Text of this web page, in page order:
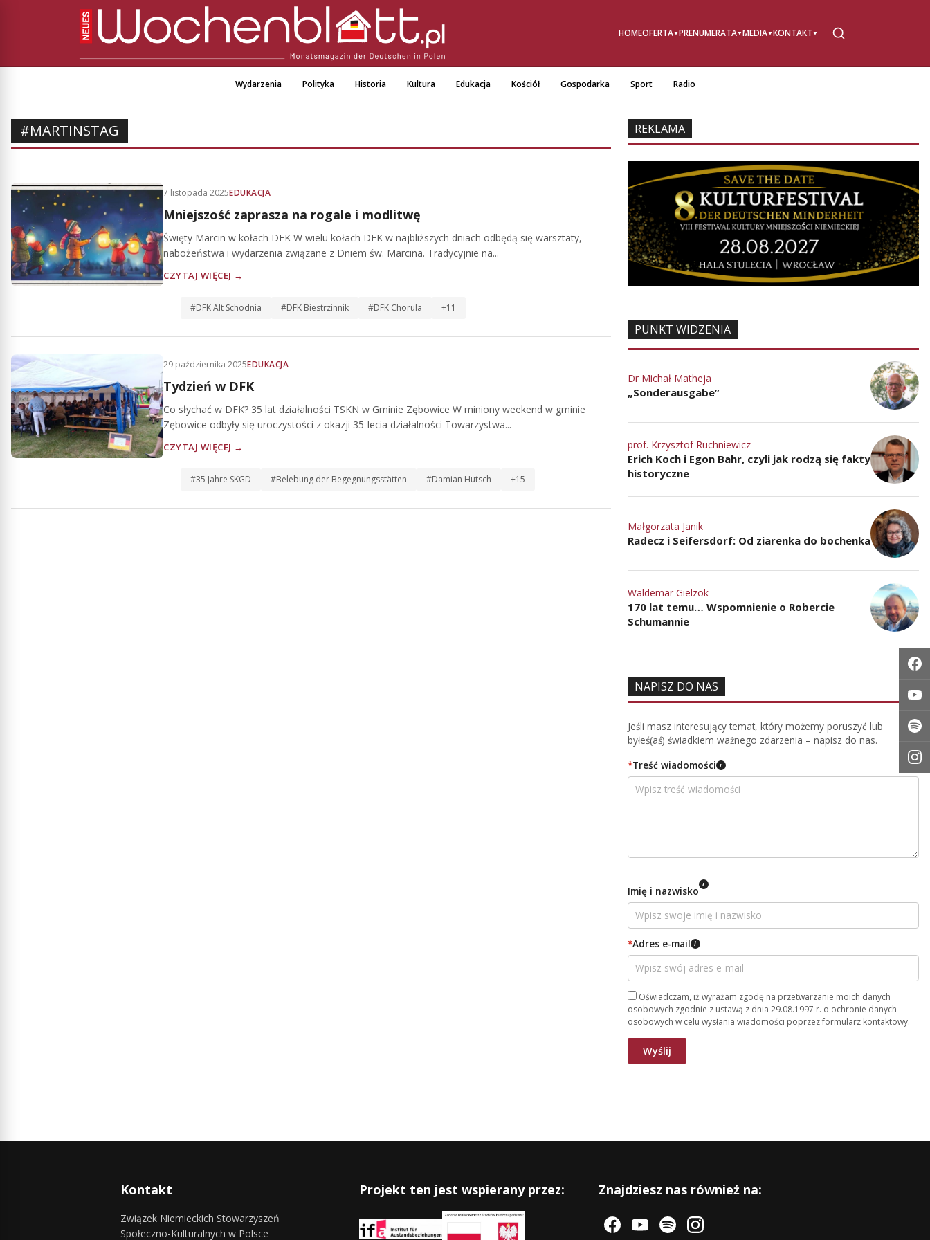
HOMEOFERTA PRENUMERATA MEDIA KONTAKT
Wydarzenia Polityka Historia Kultura Edukacja Kościół Gospodarka Sport Radio
#MARTINSTAG
7 listopada 2025EDUKACJA
Mniejszość zaprasza na rogale i modlitwę
Święty Marcin w kołach DFK W wielu kołach DFK w najbliższych dniach odbędą się warsztaty,
nabożeństwa i wydarzenia związane z Dniem św. Marcina. Tradycyjnie na...
CZYTAJ WIĘCEJ →
#DFK Alt Schodnia #DFK Biestrzinnik #DFK Chorula +11
29 października 2025EDUKACJA
Tydzień w DFK
Co słychać w DFK? 35 lat działalności TSKN w Gminie Zębowice W miniony weekend w gminie
Zębowice odbyły się uroczystości z okazji 35-lecia działalności Towarzystwa...
CZYTAJ WIĘCEJ →
#35 Jahre SKGD #Belebung der Begegnungsstätten #Damian Hutsch +15
REKLAMA
PUNKT WIDZENIA
Dr Michał Matheja
„Sonderausgabe”
prof. Krzysztof Ruchniewicz
Erich Koch i Egon Bahr, czyli jak rodzą się fakty
historyczne
Małgorzata Janik
Radecz i Seifersdorf: Od ziarenka do bochenka
Waldemar Gielzok
170 lat temu… Wspomnienie o Robercie
Schumannie
NAPISZ DO NAS
Jeśli masz interesujący temat, który możemy poruszyć lub
byłeś(aś) świadkiem ważnego zdarzenia – napisz do nas.
*Treść wiadomości i
Imię i nazwisko i
*Adres e-mail i
Oświadczam, iż wyrażam zgodę na przetwarzanie moich danych
osobowych zgodnie z ustawą z dnia 29.08.1997 r. o ochronie danych
osobowych w celu wysłania wiadomości poprzez formularz kontaktowy.
Kontakt
Związek Niemieckich Stowarzyszeń
Społeczno-Kulturalnych w Polsce
Projekt ten jest wspierany przez: Znajdziesz nas również na: